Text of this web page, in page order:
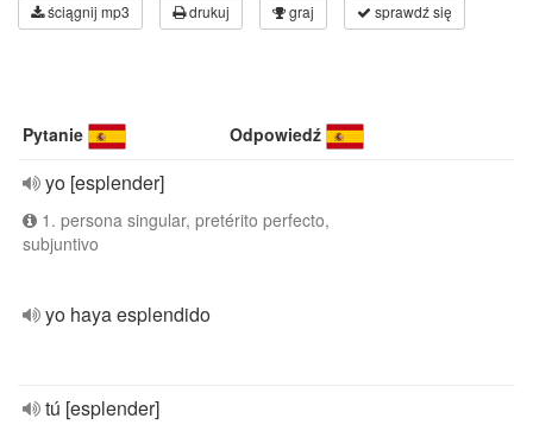
ściągnij mp3 drukuj graj sprawdź się
Pytanie Odpowiedź
yo [esplender]
1. persona singular, pretérito perfecto,
subjuntivo
yo haya esplendido
tú [esplender]